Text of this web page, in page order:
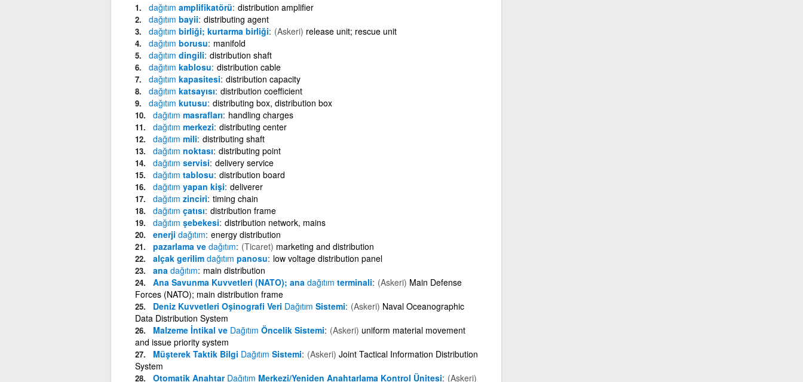
dağıtım amplifikatörü distribution amplifier
dağıtım bayii distributing agent
dağıtım birliği; kurtarma birliği (Askeri) release unit; rescue unit
dağıtım borusu manifold
dağıtım dingili distribution shaft
dağıtım kablosu distribution cable
dağıtım kapasitesi distribution capacity
dağıtım katsayısı distribution coefficient
dağıtım kutusu distributing box, distribution box
dağıtım masrafları handling charges
dağıtım merkezi distributing center
dağıtım mili distributing shaft
dağıtım noktası distributing point
dağıtım servisi delivery service
dağıtım tablosu distribution board
dağıtım yapan kişi deliverer
dağıtım zinciri timing chain
dağıtım çatısı distribution frame
dağıtım şebekesi distribution network, mains
enerji dağıtım energy distribution
pazarlama ve dağıtım (Ticaret) marketing and distribution
alçak gerilim dağıtım panosu low voltage distribution panel
ana dağıtım main distribution
Ana Savunma Kuvvetleri (NATO); ana dağıtım terminali (Askeri) Main Defense
Forces (NATO); main distribution frame
Deniz Kuvvetleri Oşinografi Veri Dağıtım Sistemi (Askeri) Naval Oceanographic
Data Distribution System
Malzeme İntikal ve Dağıtım Öncelik Sistemi (Askeri) uniform material movement
and issue priority system
Müşterek Taktik Bilgi Dağıtım Sistemi (Askeri) Joint Tactical Information Distribution
System
Otomatik Anahtar Dağıtım Merkezi/Yeniden Anahtarlama Kontrol Ünitesi (Askeri)